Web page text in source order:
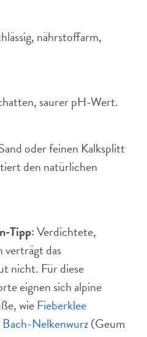
nährstoffarm,
saurer pH-Wert.
oder feinen Kalksplitt
den natürlichen
Tipp:Verdichtete,
verträgt das
nicht. Für diese
eignen sich alpine
wie Fieberklee
Bach-Nelkenwurz(Geum